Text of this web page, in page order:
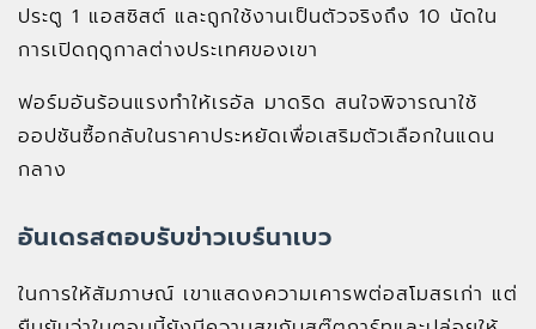
ประตู 1 แอสซิสต์ และถูกใช้งานเป็นตัวจริงถึง 10 นัดใน
การเปิดฤดูกาลต่างประเทศของเขา
ฟอร์มอันร้อนแรงทำให้เรอัล มาดริด สนใจพิจารณาใช้
ออปชันซื้อกลับในราคาประหยัดเพื่อเสริมตัวเลือกในแดน
กลาง
อันเดรสตอบรับข่าวเบร์นาเบว
ในการให้สัมภาษณ์ เขาแสดงความเคารพต่อสโมสรเก่า แต่